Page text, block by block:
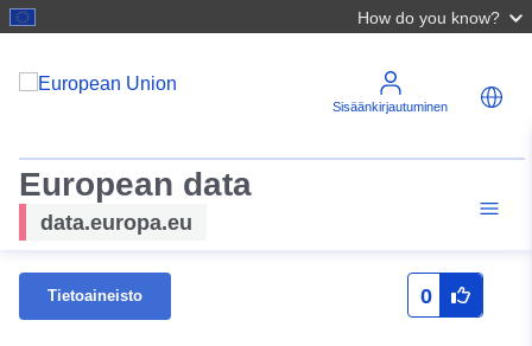
How do you know?
Sisäänkirjautuminen
European data
data.europa.eu
Tietoaineisto 0